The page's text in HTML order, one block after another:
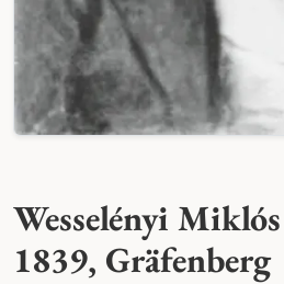
Wesselényi Miklós
1839, Gräfenberg